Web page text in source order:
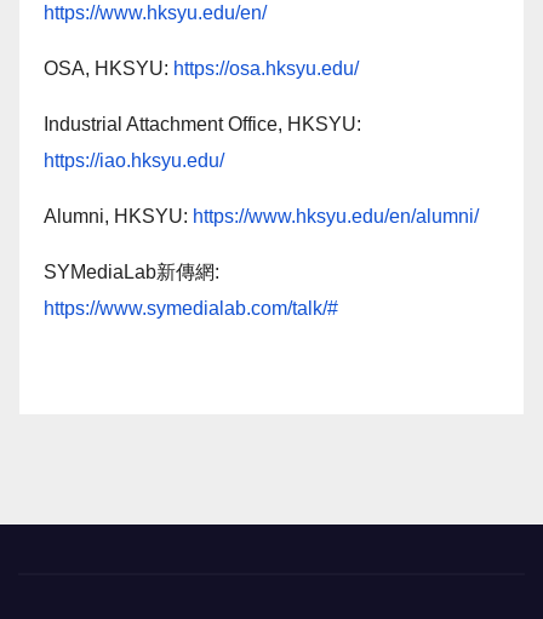
https://www.hksyu.edu/en/
OSA, HKSYU: https://osa.hksyu.edu/
Industrial Attachment Office, HKSYU:
https://iao.hksyu.edu/
Alumni, HKSYU: https://www.hksyu.edu/en/alumni/
SYMediaLab新傳網:
https://www.symedialab.com/talk/#